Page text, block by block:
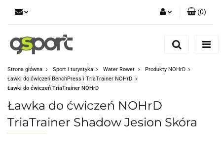
Dodaj zgłoszenie
Zgody cookies
(0)
Strona główna Sport i turystyka Water Rower
Produkty NOHrD
Ławki do ćwiczeń BenchPress i TriaTrainer NOHrD
Ławki do ćwiczeń TriaTrainer NOHrD
Ławka do ćwiczeń NOHrD
TriaTrainer Shadow Jesion Skóra